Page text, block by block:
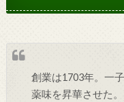
創業は1703年。一
薬味を昇華させた。